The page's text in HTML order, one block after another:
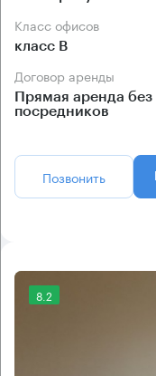
Класс офисов
класс B
Договор аренды
Прямая аренда без
посредников
Позвонить
8.2